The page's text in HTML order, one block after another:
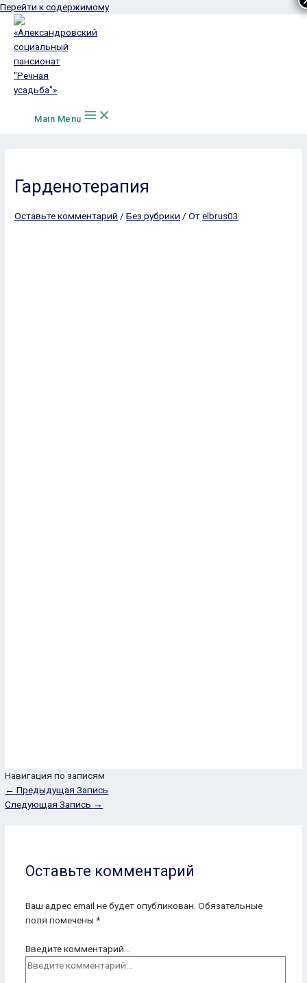
Перейти к содержимому
Main Menu
Гарденотерапия
Оставьте комментарий /Без рубрики / Отelbrus03
Навигация по записям
← Предыдущая Запись
Следующая Запись →
Оставьте комментарий
Ваш адрес email не будет опубликован. Обязательные
поля помечены *
Введите комментарий...